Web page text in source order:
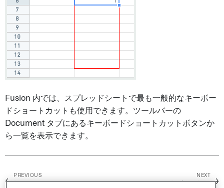
Fusion 内では、スプレッドシートで最も一般的なキーボー
ドショートカットも使用できます。ツールバーの
Document タブにあるキーボードショートカットボタンか
ら一覧を表示できます。
←
PREVIOUS NEXT
→